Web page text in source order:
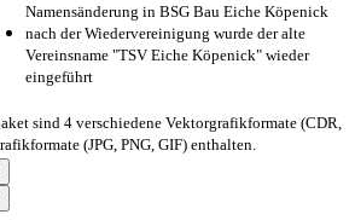
Namensänderung in BSG Bau Eiche Köpenick
nach der Wiedervereinigung wurde der alte
Vereinsname "TSV Eiche Köpenick" wieder
eingeführt
sind 4 verschiedene Vektorgrafikformate (CDR,
(JPG, PNG, GIF) enthalten.